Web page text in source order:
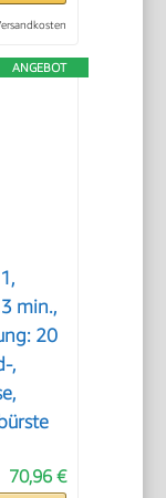
ANGEBOT
min.,
20
,
70,96 €